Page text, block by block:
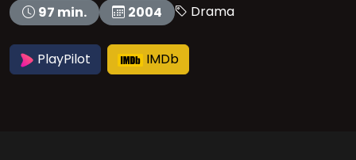
97 min. 2004 Drama
PlayPilot IMDb